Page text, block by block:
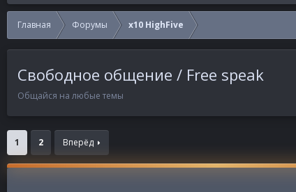
Главная Форумы x10 HighFive
Свободное общение / Free speak
Общайся на любые темы
1 2 Вперёд